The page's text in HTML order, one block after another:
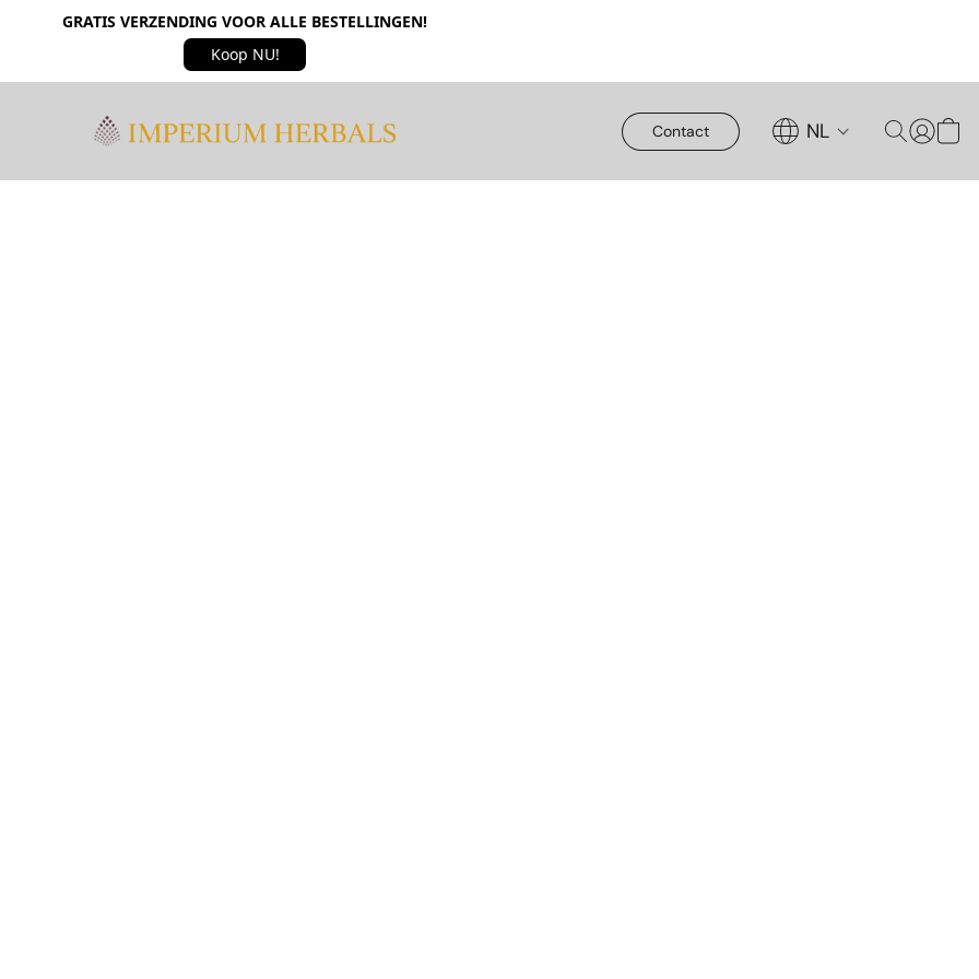
GRATIS VERZENDING VOOR ALLE BESTELLINGEN!
Koop NU!
Contact NL